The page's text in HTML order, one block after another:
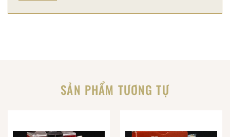
SẢN PHẨM TƯƠNG TỰ